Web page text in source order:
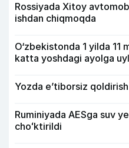
Rossiyada Xitoy
ishdan chiqmoqda
O‘zbekistonda 1 yilda 11
katta yoshdagi ayolga
Yozda e’tiborsiz
Ruminiyada AESga suv
choʻktirildi